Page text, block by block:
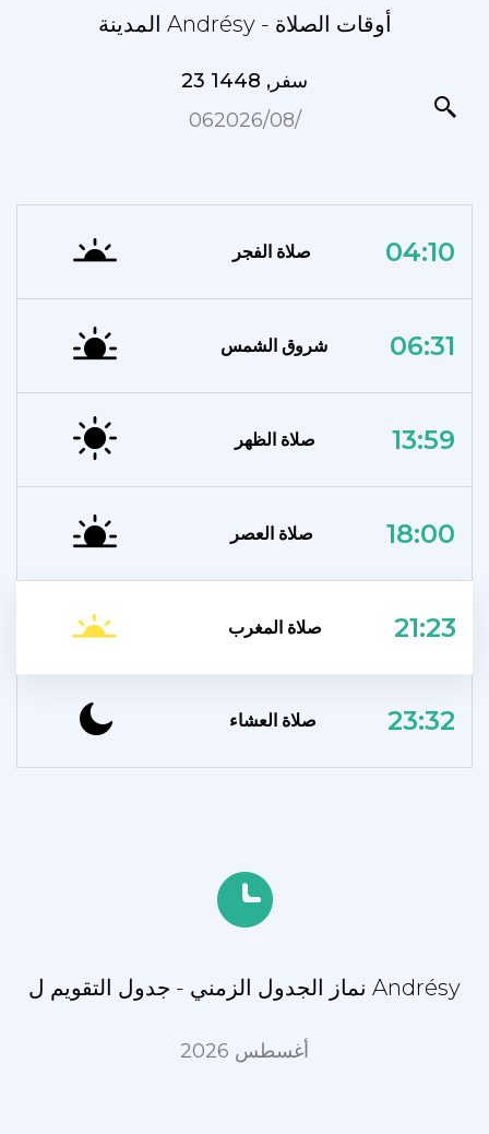
المدينة Andrésy - أوقات الصلاة
23 سفر, 1448
06‏/08‏/2026
صلاة الفجر 04:10
شروق الشمس 06:31
صلاة الظهر 13:59
صلاة العصر 18:00
صلاة المغرب 21:23
صلاة العشاء 23:32
نماز الجدول الزمني - جدول التقويم ل Andrésy
أغسطس 2026